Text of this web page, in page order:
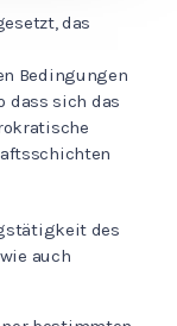
das
Bedingungen
dass sich das
des
auch